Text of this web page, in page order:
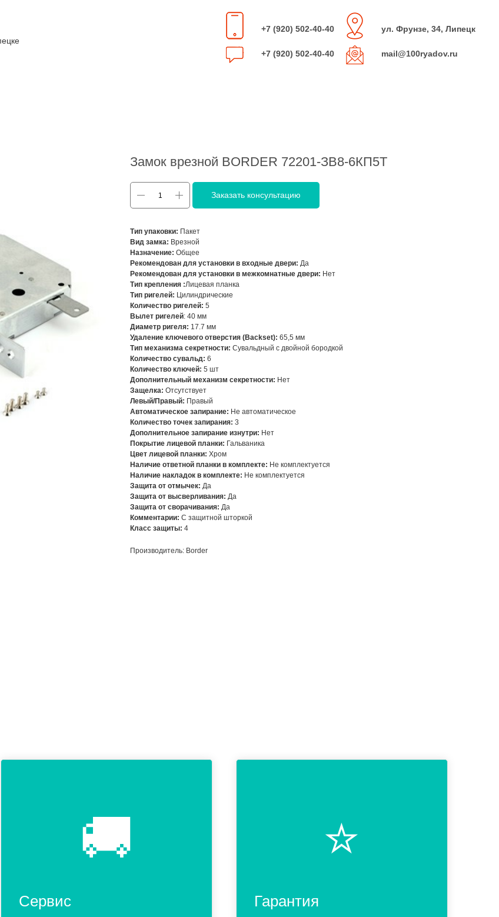
+7 (920) 502-40-40
+7 (920) 502-40-40
ул. Фрунзе, 34, Липецк
mail@100ryadov.ru
Замок врезной BORDER 72201-ЗВ8-6КП5Т
Заказать консультацию
Тип упаковки: Пакет
Вид замка: Врезной
Назначение: Общее
Рекомендован для установки в входные двери: Да
Рекомендован для установки в межкомнатные двери: Нет
Тип крепления :Лицевая планка
Тип ригелей: Цилиндрические
Количество ригелей: 5
Вылет ригелей: 40 мм
Диаметр ригеля: 17.7 мм
Удаление ключевого отверстия (Backset): 65,5 мм
Тип механизма секретности: Сувальдный с двойной бородкой
Количество сувальд: 6
Количество ключей: 5 шт
Дополнительный механизм секретности: Нет
Защелка: Отсутствует
Левый/Правый: Правый
Автоматическое запирание: Не автоматическое
Количество точек запирания: 3
Дополнительное запирание изнутри: Нет
Покрытие лицевой планки: Гальваника
Цвет лицевой планки: Хром
Наличие ответной планки в комплекте: Не комплектуется
Наличие накладок в комплекте: Не комплектуется
Защита от отмычек: Да
Защита от высверливания: Да
Защита от сворачивания: Да
Комментарии: С защитной шторкой
Класс защиты: 4
Производитель: Border
🚚
Сервис
⭐️
Гарантия